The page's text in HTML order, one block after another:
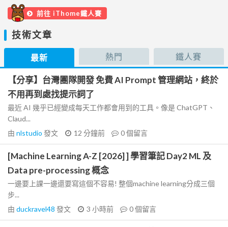
前往 iThome鐵人賽
技術文章
最新 熱門 鐵人賽
【分享】台灣團隊開發 免費 AI Prompt 管理網站，終於
不用再到處找提示詞了
最近 AI 幾乎已經變成每天工作都會用到的工具。像是 ChatGPT、
Claud...
由 nlstudio 發文 12 分鐘前 0個留言
[Machine Learning A-Z [2026] ] 學習筆記 Day2 ML 及
Data pre-processing 概念
一邊要上課一邊還要寫這個不容易! 整個machine learning分成三個
步...
由 duckravel48 發文 3 小時前 0個留言